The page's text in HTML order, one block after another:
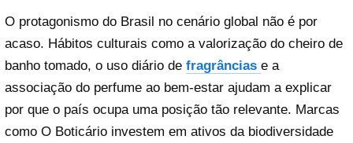
O protagonismo do Brasil no cenário global não é por
acaso. Hábitos culturais como a valorização do cheiro de
banho tomado, o uso diário de fragrâncias e a
associação do perfume ao bem-estar ajudam a explicar
por que o país ocupa uma posição tão relevante. Marcas
como O Boticário investem em ativos da biodiversidade